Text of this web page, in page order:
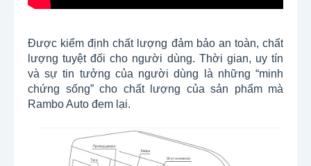
Được kiểm định chất lượng đảm bảo an toàn, chất
lượng tuyệt đối cho người dùng. Thời gian, uy tín
và sự tin tưởng của người dùng là những “minh
chứng sống” cho chất lượng của sản phẩm mà
Rambo Auto đem lại.